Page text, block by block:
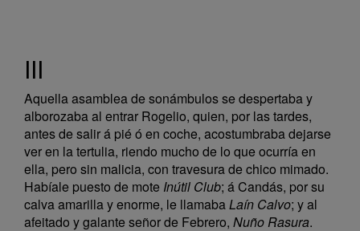
III
Aquella asamblea de sonámbulos se despertaba y
alborozaba al entrar Rogelio, quien, por las tardes,
antes de salir á pié ó en coche, acostumbraba dejarse
ver en la tertulia, riendo mucho de lo que ocurría en
ella, pero sin malicia, con travesura de chico mimado.
Habíale puesto de mote Inútil Club; á Candás, por su
calva amarilla y enorme, le llamabaLaín Calvo; y al
afeitado y galante señor de Febrero, Nuño Rasura.